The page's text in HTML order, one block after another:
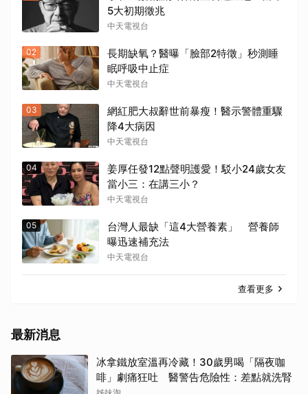
5大初期徵兆
中天電視台
02
長期缺氧？醫曝「臉部2特徵」秒測睡
眠呼吸中止症
中天電視台
03
網紅肥大叔辭世前暴瘦！醫示警體重驟
降4大病因
中天電視台
04
姜厚任發12點聲明護愛！駁小24歲女友
當小三：在講三小？
中天電視台
05
台灣人最缺「這4大營養素」 營養師
曝迅速補充法
中天電視台
查看更多
最新消息
冰拿鐵放室溫再冷藏！30歲男喝「隔夜咖
啡」劇痛狂吐 醫警告危險性：差點就洗腎